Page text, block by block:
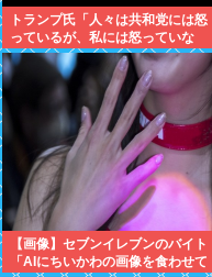
トランプ氏「人々は共和党には怒
っているが、私には怒っていな
い」
【画像】セブンイレブンのバイト
「AIにちいかわの画像を食わせて